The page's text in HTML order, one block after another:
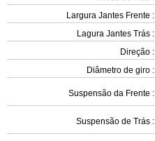
Largura Jantes Frente :
Lagura Jantes Trás :
Direção :
Diâmetro de giro :
Suspensão da Frente :
Suspensão de Trás :